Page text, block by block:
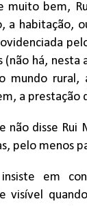
muito bem,
a habitação,
(não há,
mundo rural,
a prestação
não disse Rui
pelo menos
em
visível